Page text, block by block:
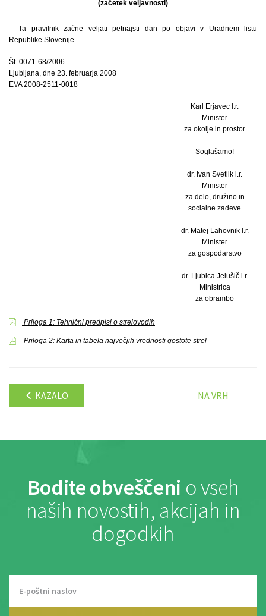
(začetek veljavnosti)
Ta pravilnik začne veljati petnajsti dan po objavi v Uradnem listu
Republike Slovenije.
Št. 0071-68/2006
Ljubljana, dne 23. februarja 2008
EVA 2008-2511-0018
Karl Erjavec l.r.
Minister
za okolje in prostor
Soglašamo!
dr. Ivan Svetlik l.r.
Minister
za delo, družino in
socialne zadeve
dr. Matej Lahovnik l.r.
Minister
za gospodarstvo
dr. Ljubica Jelušič l.r.
Ministrica
za obrambo
Priloga 1: Tehnični predpisi o strelovodih
Priloga 2: Karta in tabela največjih vrednosti gostote strel
KAZALO NA VRH
Bodite obveščeni o vseh
naših novostih, akcijah in
dogodkih